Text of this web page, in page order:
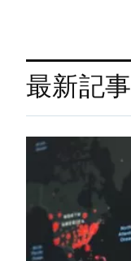
最新記事